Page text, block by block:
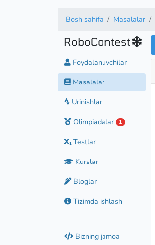
Bosh sahifa Masalalar
RoboContest
Foydalanuvchilar
Masalalar
Urinishlar
Olimpiadalar
1
Testlar
Kurslar
Bloglar
Tizimda ishlash
Bizning jamoa